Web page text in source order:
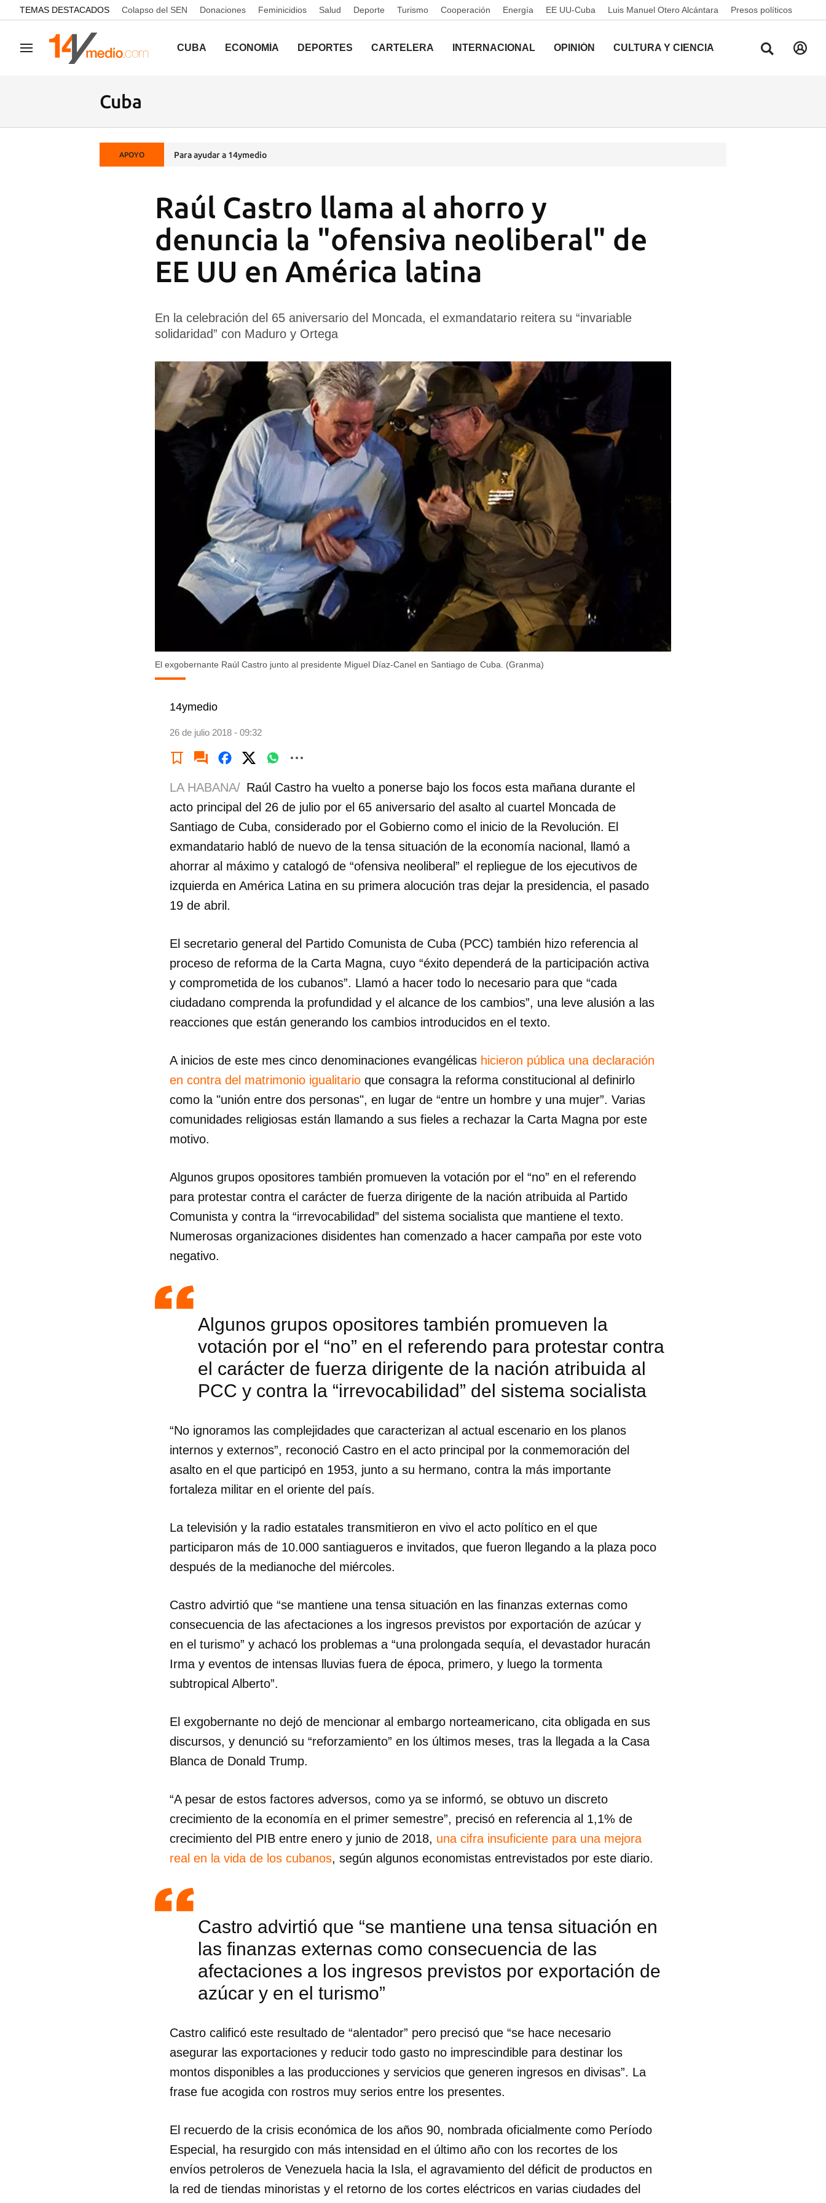
common.go-to-content
TEMAS DESTACADOS Colapso del SEN Donaciones Feminicidios Salud Deporte Turismo Cooperación Energía EE UU-Cuba Luis Manuel Otero Alcántara Presos políticos
Navegación CUBA ECONOMÍA DEPORTES CARTELERA INTERNACIONAL OPINIÓN CULTURA Y CIENCIA
Cuba
APOYO Para ayudar a 14ymedio
Raúl Castro llama al ahorro y
denuncia la "ofensiva neoliberal" de
EE UU en América latina
En la celebración del 65 aniversario del Moncada, el exmandatario reitera su “invariable
solidaridad” con Maduro y Ortega
El exgobernante Raúl Castro junto al presidente Miguel Díaz-Canel en Santiago de Cuba. (Granma)
14ymedio
26 de julio 2018 - 09:32
Guardar como favorito
Para poder guardar como favorito, primero has de iniciar sesión con tu
cuenta de 14ymedio.
LA HABANA/ Raúl Castro ha vuelto a ponerse bajo los focos esta mañana durante el
acto principal del 26 de julio por el 65 aniversario del asalto al cuartel Moncada de
Santiago de Cuba, considerado por el Gobierno como el inicio de la Revolución. El
exmandatario habló de nuevo de la tensa situación de la economía nacional, llamó a
ahorrar al máximo y catalogó de “ofensiva neoliberal” el repliegue de los ejecutivos de
izquierda en América Latina en su primera alocución tras dejar la presidencia, el pasado
19 de abril.
El secretario general del Partido Comunista de Cuba (PCC) también hizo referencia al
proceso de reforma de la Carta Magna, cuyo “éxito dependerá de la participación activa
y comprometida de los cubanos”. Llamó a hacer todo lo necesario para que “cada
ciudadano comprenda la profundidad y el alcance de los cambios”, una leve alusión a las
reacciones que están generando los cambios introducidos en el texto.
A inicios de este mes cinco denominaciones evangélicas hicieron pública una declaración
en contra del matrimonio igualitario que consagra la reforma constitucional al definirlo
como la "unión entre dos personas", en lugar de “entre un hombre y una mujer”. Varias
comunidades religiosas están llamando a sus fieles a rechazar la Carta Magna por este
motivo.
Algunos grupos opositores también promueven la votación por el “no” en el referendo
para protestar contra el carácter de fuerza dirigente de la nación atribuida al Partido
Comunista y contra la “irrevocabilidad” del sistema socialista que mantiene el texto.
Numerosas organizaciones disidentes han comenzado a hacer campaña por este voto
negativo.
Algunos grupos opositores también promueven la
votación por el “no” en el referendo para protestar contra
el carácter de fuerza dirigente de la nación atribuida al
PCC y contra la “irrevocabilidad” del sistema socialista
“No ignoramos las complejidades que caracterizan al actual escenario en los planos
internos y externos”, reconoció Castro en el acto principal por la conmemoración del
asalto en el que participó en 1953, junto a su hermano, contra la más importante
fortaleza militar en el oriente del país.
La televisión y la radio estatales transmitieron en vivo el acto político en el que
participaron más de 10.000 santiagueros e invitados, que fueron llegando a la plaza poco
después de la medianoche del miércoles.
Castro advirtió que “se mantiene una tensa situación en las finanzas externas como
consecuencia de las afectaciones a los ingresos previstos por exportación de azúcar y
en el turismo” y achacó los problemas a “una prolongada sequía, el devastador huracán
Irma y eventos de intensas lluvias fuera de época, primero, y luego la tormenta
subtropical Alberto”.
El exgobernante no dejó de mencionar al embargo norteamericano, cita obligada en sus
discursos, y denunció su “reforzamiento” en los últimos meses, tras la llegada a la Casa
Blanca de Donald Trump.
“A pesar de estos factores adversos, como ya se informó, se obtuvo un discreto
crecimiento de la economía en el primer semestre”, precisó en referencia al 1,1% de
crecimiento del PIB entre enero y junio de 2018, una cifra insuficiente para una mejora
real en la vida de los cubanos, según algunos economistas entrevistados por este diario.
Castro advirtió que “se mantiene una tensa situación en
las finanzas externas como consecuencia de las
afectaciones a los ingresos previstos por exportación de
azúcar y en el turismo”
Castro calificó este resultado de “alentador” pero precisó que “se hace necesario
asegurar las exportaciones y reducir todo gasto no imprescindible para destinar los
montos disponibles a las producciones y servicios que generen ingresos en divisas”. La
frase fue acogida con rostros muy serios entre los presentes.
El recuerdo de la crisis económica de los años 90, nombrada oficialmente como Período
Especial, ha resurgido con más intensidad en el último año con los recortes de los
envíos petroleros de Venezuela hacia la Isla, el agravamiento del déficit de productos en
la red de tiendas minoristas y el retorno de los cortes eléctricos en varias ciudades del